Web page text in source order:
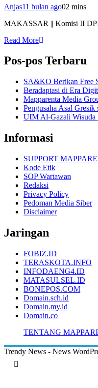
Anjas11 bulan ago02 mins
MAKASSAR || Komisi II
Read More
Pos-pos Terbaru
SA&KO Berikan Free
Beradaptasi di Era
Mapparenta Media
Pengusaha Asal
UIM Al-Gazali Wisuda
Informasi
SUPPORT
Kode Etik
SOP Wartawan
Redaksi
Privacy Policy
Pedoman Media Siber
Disclaimer
Jaringan
FOBIZ.ID
TERASKOTA.INFO
INFODAENG4.ID
MATASULSEL.ID
BONEPOS.COM
Domain.sch.id
Domain.my.id
Domain.co
TENTANG
Trendy News - News